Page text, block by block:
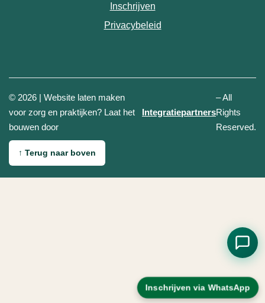
Inschrijven
Privacybeleid
© 2026 | Website laten maken
voor zorg en praktijken? Laat het
bouwen door
Integratiepartners(opent in
– All
Rights
Reserved.
↑ Terug naar boven
Inschrijven via WhatsApp